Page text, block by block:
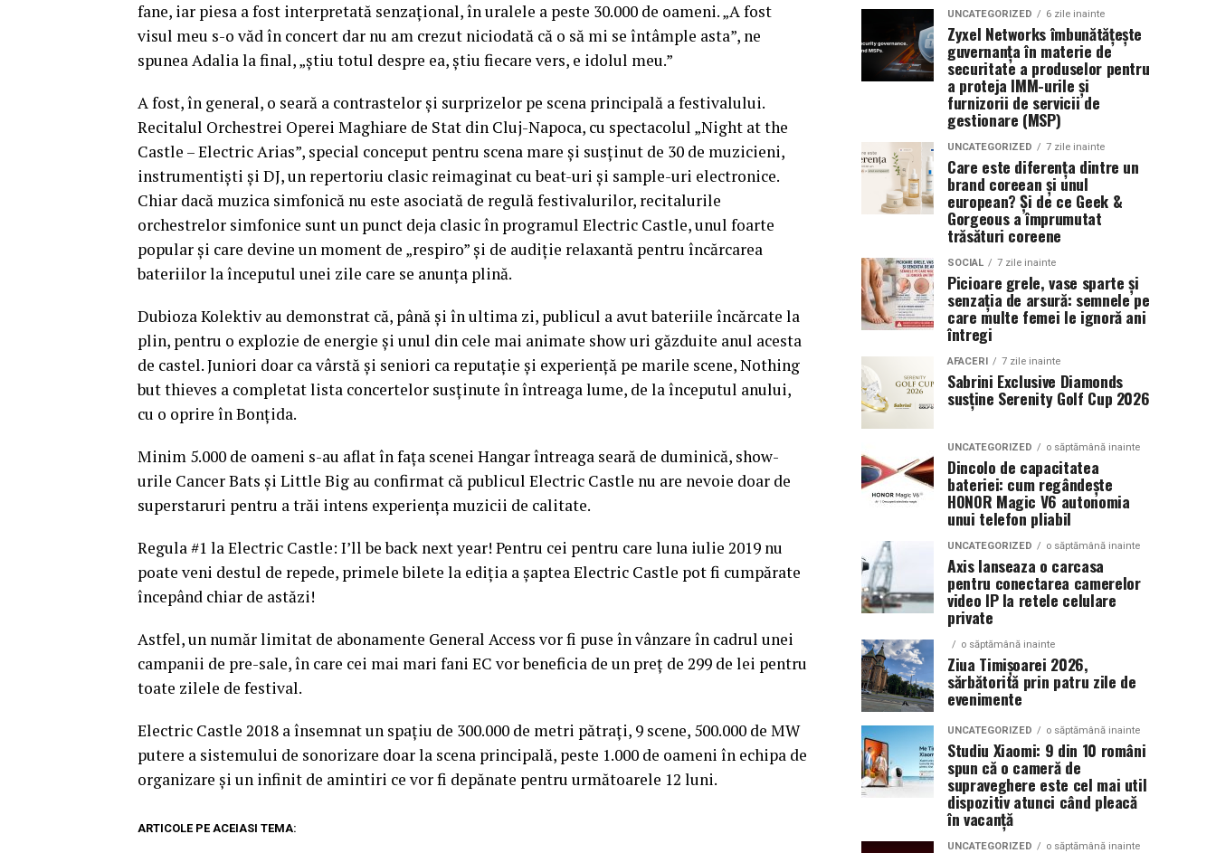
fane, iar piesa a fost interpretată senzațional, în uralele a peste 30.000 de oameni. „A fost
visul meu s-o văd în concert dar nu am crezut niciodată că o să mi se întâmple asta”, ne
spunea Adalia la final, „știu totul despre ea, știu fiecare vers, e idolul meu.”
A fost, în general, o seară a contrastelor și surprizelor pe scena principală a festivalului.
Recitalul Orchestrei Operei Maghiare de Stat din Cluj-Napoca, cu spectacolul „Night at the
Castle – Electric Arias”, special conceput pentru scena mare și susținut de 30 de muzicieni,
instrumentiști și DJ, un repertoriu clasic reimaginat cu beat-uri și sample-uri electronice.
Chiar dacă muzica simfonică nu este asociată de regulă festivalurilor, recitalurile
orchestrelor simfonice sunt un punct deja clasic în programul Electric Castle, unul foarte
popular și care devine un moment de „respiro” și de audiție relaxantă pentru încărcarea
bateriilor la începutul unei zile care se anunța plină.
Dubioza Kolektiv au demonstrat că, până și în ultima zi, publicul a avut bateriile încărcate la
plin, pentru o explozie de energie și unul din cele mai animate show uri găzduite anul acesta
de castel. Juniori doar ca vârstă și seniori ca reputație și experiență pe marile scene, Nothing
but thieves a completat lista concertelor susținute în întreaga lume, de la începutul anului,
cu o oprire în Bonțida.
Minim 5.000 de oameni s-au aflat în fața scenei Hangar întreaga seară de duminică, show-
urile Cancer Bats și Little Big au confirmat că publicul Electric Castle nu are nevoie doar de
superstaruri pentru a trăi intens experiența muzicii de calitate.
Regula #1 la Electric Castle: I’ll be back next year! Pentru cei pentru care luna iulie 2019 nu
poate veni destul de repede, primele bilete la ediția a șaptea Electric Castle pot fi cumpărate
începând chiar de astăzi!
Astfel, un număr limitat de abonamente General Access vor fi puse în vânzare în cadrul unei
campanii de pre-sale, în care cei mai mari fani EC vor beneficia de un preț de 299 de lei pentru
toate zilele de festival.
Electric Castle 2018 a însemnat un spațiu de 300.000 de metri pătrați, 9 scene, 500.000 de MW
putere a sistemului de sonorizare doar la scena principală, peste 1.000 de oameni în echipa de
organizare și un infinit de amintiri ce vor fi depănate pentru următoarele 12 luni.
ARTICOLE PE ACEIASI TEMA:
UNCATEGORIZED 6 zile inainte
Zyxel Networks îmbunătățește
guvernanța în materie de
securitate a produselor pentru
a proteja IMM-urile și
furnizorii de servicii de
gestionare (MSP)
UNCATEGORIZED 7 zile inainte
Care este diferența dintre un
brand coreean și unul
european? Și de ce Geek &
Gorgeous a împrumutat
trăsături coreene
SOCIAL 7 zile inainte
Picioare grele, vase sparte și
senzația de arsură: semnele pe
care multe femei le ignoră ani
întregi
AFACERI 7 zile inainte
Sabrini Exclusive Diamonds
susține Serenity Golf Cup 2026
UNCATEGORIZED o săptămână inainte
Dincolo de capacitatea
bateriei: cum regândește
HONOR Magic V6 autonomia
unui telefon pliabil
UNCATEGORIZED o săptămână inainte
Axis lanseaza o carcasa
pentru conectarea camerelor
video IP la retele celulare
private
o săptămână inainte
Ziua Timișoarei 2026,
sărbătorită prin patru zile de
evenimente
UNCATEGORIZED o săptămână inainte
Studiu Xiaomi: 9 din 10 români
spun că o cameră de
supraveghere este cel mai util
dispozitiv atunci când pleacă
în vacanță
UNCATEGORIZED o săptămână inainte